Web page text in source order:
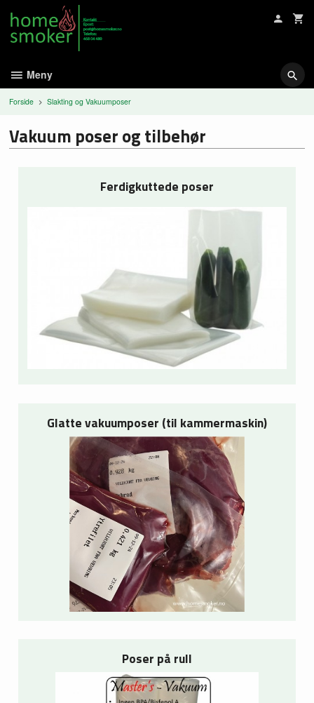
innholdet
Meny
Forside Slakting og Vakuumposer
Vakuum poser og tilbehør
Ferdigkuttede poser
Glatte vakuumposer (til kammermaskin)
Poser på rull